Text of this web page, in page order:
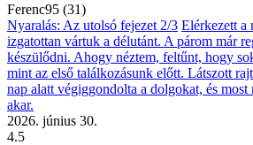
Ferenc95 (31)
Nyaralás: Az utolsó fejezet 2/3 Elérkezett a
izgatottan vártuk a délutánt. A párom már
készülődni. Ahogy néztem, feltűnt, hogy
mint az első találkozásunk előtt. Látszott
nap alatt végiggondolta a dolgokat, és
akar.
2026. június 30.
4.5